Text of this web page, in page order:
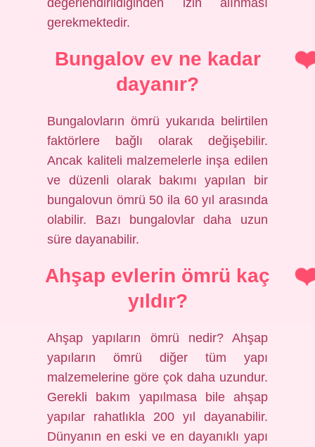
değerlendirildiğinden izin alınması
gerekmektedir.
Bungalov ev ne kadar
dayanır?
Bungalovların ömrü yukarıda belirtilen
faktörlere bağlı olarak değişebilir.
Ancak kaliteli malzemelerle inşa edilen
ve düzenli olarak bakımı yapılan bir
bungalovun ömrü 50 ila 60 yıl arasında
olabilir. Bazı bungalovlar daha uzun
süre dayanabilir.
Ahşap evlerin ömrü kaç
yıldır?
Ahşap yapıların ömrü nedir? Ahşap
yapıların ömrü diğer tüm yapı
malzemelerine göre çok daha uzundur.
Gerekli bakım yapılmasa bile ahşap
yapılar rahatlıkla 200 yıl dayanabilir.
Dünyanın en eski ve en dayanıklı yapı